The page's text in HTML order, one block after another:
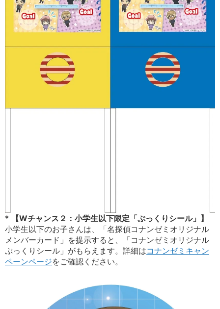
*
【Wチャンス２：小学生以下限定「ぷっくりシール」】
小学生以下のお子さんは、「名探偵コナンゼミオリジナル
メンバーカード」を提示すると、「コナンゼミオリジナル
ぷっくりシール」がもらえます。詳細はコナンゼミキャン
ペーンページをご確認ください。